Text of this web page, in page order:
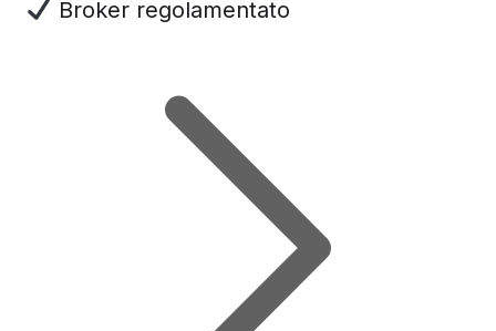
Broker regolamentato